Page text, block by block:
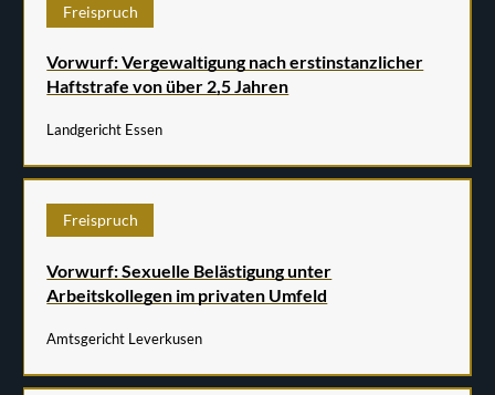
Freispruch
Vorwurf: Vergewaltigung nach erstinstanzlicher
Haftstrafe von über 2,5 Jahren
Landgericht Essen
Freispruch
Vorwurf: Sexuelle Belästigung unter
Arbeitskollegen im privaten Umfeld
Amtsgericht Leverkusen